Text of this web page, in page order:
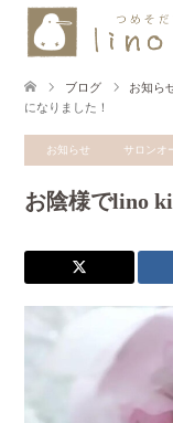
ブログ お知ら
になりました！
お知らせ サロンオ
お陰様でlino